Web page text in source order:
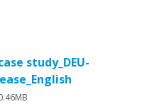
study_DEU-